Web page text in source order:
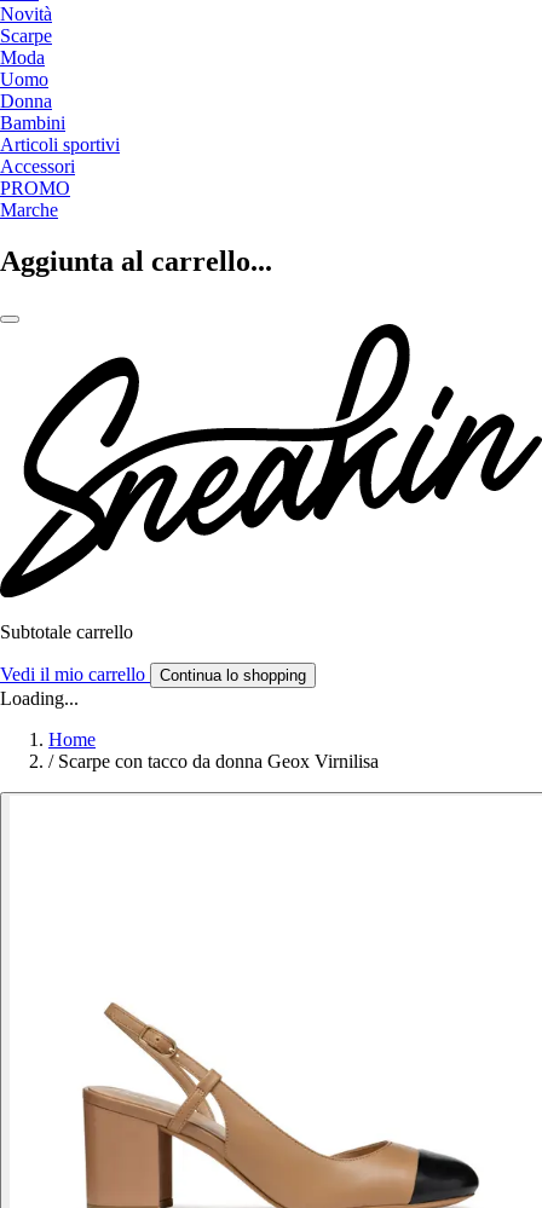
Novità
Scarpe
Moda
Uomo
Donna
Bambini
Articoli sportivi
Accessori
PROMO
Marche
Aggiunta al carrello...
Subtotale carrello
Vedi il mio carrello Continua lo shopping
Loading...
Home
/ Scarpe con tacco da donna Geox Virnilisa